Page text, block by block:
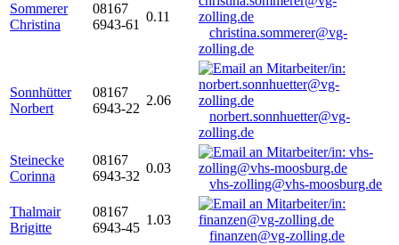
Sommerer
Christina
08167
6943-61
0.11
christina.sommerer@vg-
zolling.de
Sonnhütter
Norbert
08167
6943-22
2.06
norbert.sonnhuetter@vg-
zolling.de
Steinecke
Corinna
08167
6943-32
0.03
vhs-zolling@vhs-moosburg.de
Thalmair
Brigitte
08167
6943-45
1.03
finanzen@vg-zolling.de